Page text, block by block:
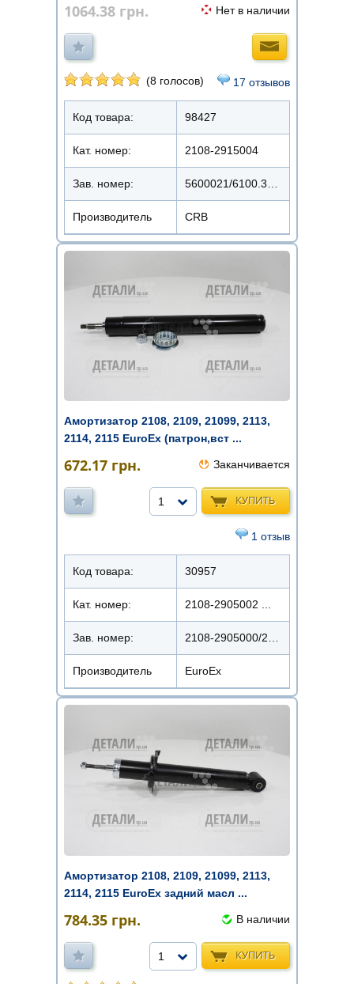
1064.38 грн. Нет в наличии
(8 голосов) 17 отзывов
Код товара: 98427
Кат. номер: 2108-2915004
Зав. номер:
Производитель CRB
Амортизатор 2108, 2109, 21099, 2113,
2114, 2115 EuroEx (патрон,вст ...
672.17 грн. Заканчивается
КУПИТЬ
1
1 отзыв
Код товара: 30957
Кат. номер: 2108-2905002 ...
Зав. номер: 2108-2905000/22108-1010
Производитель EuroEx
Амортизатор 2108, 2109, 21099, 2113,
2114, 2115 EuroEx задний масл ...
784.35 грн. В наличии
КУПИТЬ
1